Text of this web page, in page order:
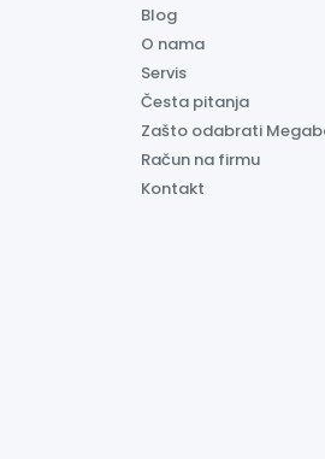
Blog
O nama
Servis
Česta pitanja
Zašto odabrati
Račun na firmu
Kontakt